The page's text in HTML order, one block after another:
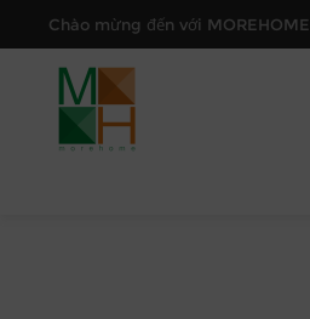
Chào mừng đến với MOREHOME